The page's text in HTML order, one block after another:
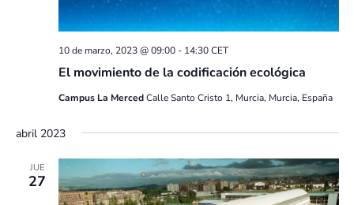
El movimiento de la codificación ecológica
10 de marzo, 2023 @ 09:00- 14:30 CET
Campus La MercedCalle Santo Cristo 1, Murcia, Murcia, España
abril 2023
JUE
27